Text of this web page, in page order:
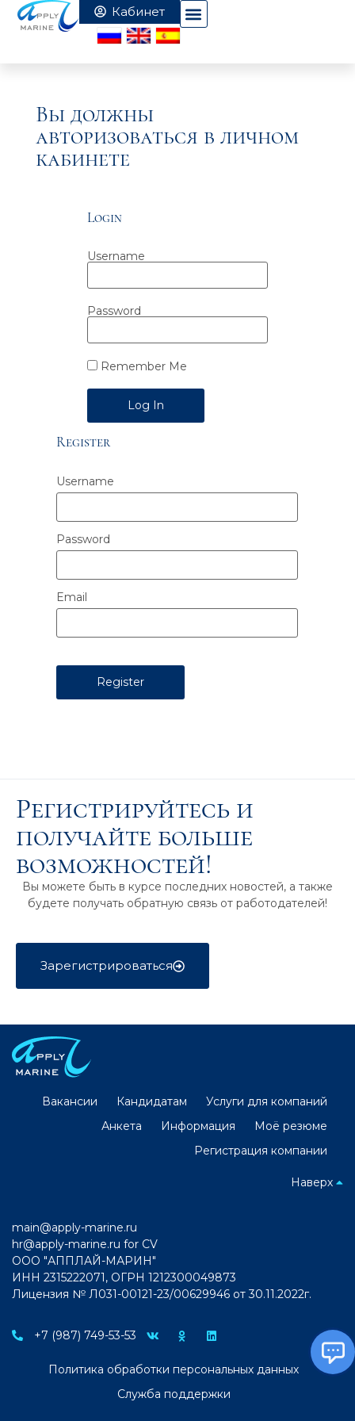
Вы должны
авторизоваться в личном
кабинете
Login
Username
Password
Remember Me
Alternative:
Register
Username
Password
Email
Регистрируйтесь и
получайте больше
возможностей!
Вы можете быть в курсе последних новостей, а также
будете получать обратную связь от работодателей!
Зарегистрироваться
Вакансии Кандидатам
Услуги для компаний
Анкета
Информация
Моё резюме
Регистрация компании
Наверх
main@apply-marine.ru
hr@apply-marine.ru for CV
ООО "АППЛАЙ-МАРИН"
ИНН 2315222071, ОГРН 1212300049873
Лицензия № Л031-00121-23/00629946 от 30.11.2022г.
+7 (987) 749-53-53
Политика обработки персональных данных
Служба поддержки